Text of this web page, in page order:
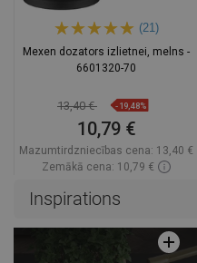
(21)
Mexen dozators izlietnei, melns -
6601320-70
13,40 € -19,48%
10,79 €
Mazumtirdzniecības cena: 13,40 €
Zemākā cena: 10,79 €
Iecienītākie
Inspirations